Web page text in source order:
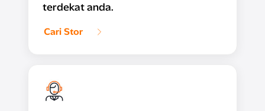
terdekat anda.
Cari Stor